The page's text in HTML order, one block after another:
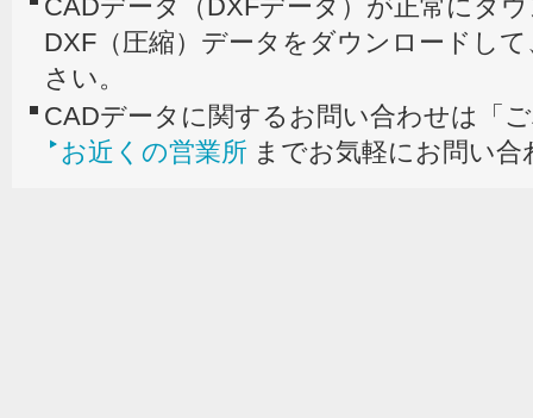
CADデータ（DXFデータ）が正常にダ
DXF（圧縮）データをダウンロードし
さい。
CADデータに関するお問い合わせは「
お近くの営業所 までお気軽にお問い